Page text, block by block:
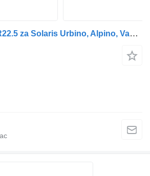
Goodyear 295/80 R22.5 za Solaris Urbino, Alpino, Vacanza (1999-)